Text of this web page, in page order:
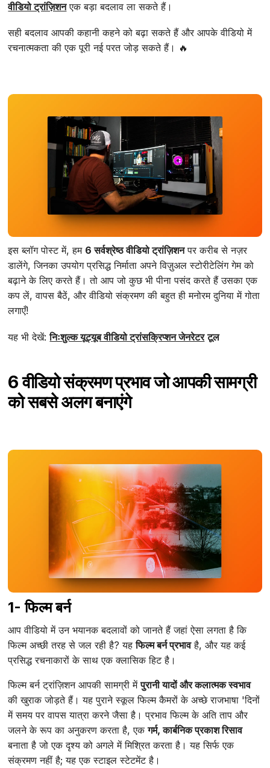
वीडियो ट्रांज़िशनएक बड़ा बदलाव ला सकते हैं।
सही बदलाव आपकी कहानी कहने को बढ़ा सकते हैं और आपके वीडियो में
रचनात्मकता की एक पूरी नई परत जोड़ सकते हैं। 🔥
इस ब्लॉग पोस्ट में, हम 6 सर्वश्रेष्ठ वीडियो ट्रांज़िशनपर करीब से नज़र
डालेंगे, जिनका उपयोग प्रसिद्ध निर्माता अपने विज़ुअल स्टोरीटेलिंग गेम को
बढ़ाने के लिए करते हैं। तो आप जो कुछ भी पीना पसंद करते हैं उसका एक
कप लें, वापस बैठें, और वीडियो संक्रमण की बहुत ही मनोरम दुनिया में गोता
लगाएँ!
यह भी देखें:निःशुल्क यूट्यूब वीडियो ट्रांसक्रिप्शन जेनरेटर टूल
6 वीडियो संक्रमण प्रभाव जो आपकी सामग्री
को सबसे अलग बनाएंगे
1- फिल्म बर्न
आप वीडियो में उन भयानक बदलावों को जानते हैं जहां ऐसा लगता है कि
फिल्म अच्छी तरह से जल रही है? यहफिल्म बर्न प्रभावहै, और यह कई
प्रसिद्ध रचनाकारों के साथ एक क्लासिक हिट है।
फिल्म बर्न ट्रांज़िशन आपकी सामग्री मेंपुरानी यादों और कलात्मक स्वभाव
की खुराक जोड़ते हैं। यह पुराने स्कूल फिल्म कैमरों के अच्छे राजभाषा 'दिनों
में समय पर वापस यात्रा करने जैसा है। प्रभाव फिल्म के अति ताप और
जलने के रूप का अनुकरण करता है, एकगर्म, कार्बनिक प्रकाश रिसाव
बनाता है जो एक दृश्य को अगले में मिश्रित करता है। यह सिर्फ एक
संक्रमण नहीं है; यह एक स्टाइल स्टेटमेंट है।